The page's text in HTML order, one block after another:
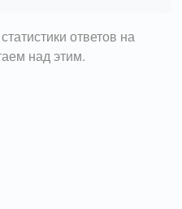
ответов на
над этим.